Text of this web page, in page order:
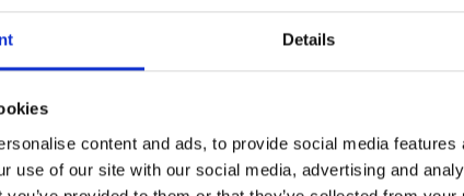
Details
content and ads, to provide social media
use of our site with our social media, advertising and